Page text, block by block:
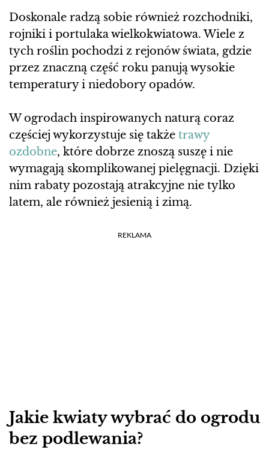
Doskonale radzą sobie również rozchodniki,
rojniki i portulaka wielkokwiatowa. Wiele z
tych roślin pochodzi z rejonów świata, gdzie
przez znaczną część roku panują wysokie
temperatury i niedobory opadów.
W ogrodach inspirowanych naturą coraz
częściej wykorzystuje się także trawy
ozdobne, które dobrze znoszą suszę i nie
wymagają skomplikowanej pielęgnacji. Dzięki
nim rabaty pozostają atrakcyjne nie tylko
latem, ale również jesienią i zimą.
REKLAMA
Jakie kwiaty wybrać do ogrodu
bez podlewania?